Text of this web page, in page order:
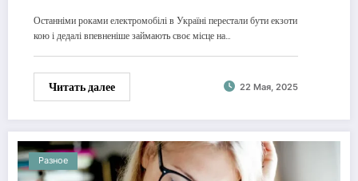
Останніми роками електромобілі в Україні перестали бути екзоти
кою і дедалі впевненіше займають своє місце на…
Читать далее 22 Мая, 2025
Разное